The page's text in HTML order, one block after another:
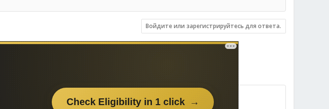
Войдите или зарегистрируйтесь для ответа.